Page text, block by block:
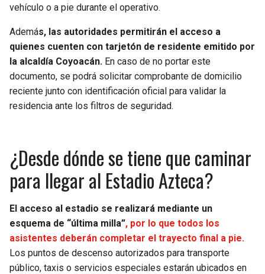
vehículo o a pie durante el operativo.
Además, las autoridades permitirán el acceso a
quienes cuenten con tarjetón de residente emitido por
la alcaldía Coyoacán. En caso de no portar este
documento, se podrá solicitar comprobante de domicilio
reciente junto con identificación oficial para validar la
residencia ante los filtros de seguridad.
¿Desde dónde se tiene que caminar
para llegar al Estadio Azteca?
El acceso al estadio se realizará mediante un
esquema de “última milla”, por lo que todos los
asistentes deberán completar el trayecto final a pie.
Los puntos de descenso autorizados para transporte
público, taxis o servicios especiales estarán ubicados en